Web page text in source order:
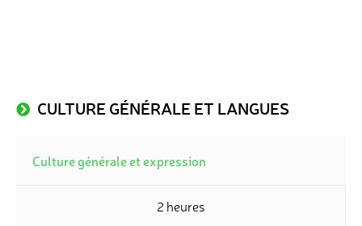
CULTURE GÉNÉRALE ET LANGUES
Culture générale et expression
2 heures